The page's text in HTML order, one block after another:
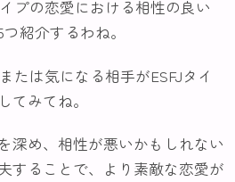
プの恋愛における相性の良い
紹介するわね。
たは気になる相手がESFJタイ
てみてね。
深め、相性が悪いかもしれない
することで、より素敵な恋愛が